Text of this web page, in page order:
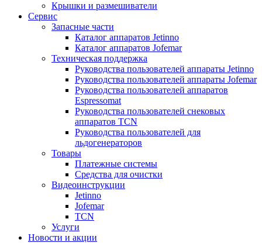
Крышки и размешиватели
Сервис
Запасные части
Каталог аппаратов Jetinno
Каталог аппаратов Jofemar
Техническая поддержка
Руководства пользователей аппараты Jetinno
Руководства пользователей аппараты Jofemar
Руководства пользователей аппаратов
Espressomat
Руководства пользователей снековых
аппаратов TCN
Руководства пользователей для
льдогенераторов
Товары
Платежные системы
Средства для очистки
Видеоинструкции
Jetinno
Jofemar
TCN
Услуги
Новости и акции